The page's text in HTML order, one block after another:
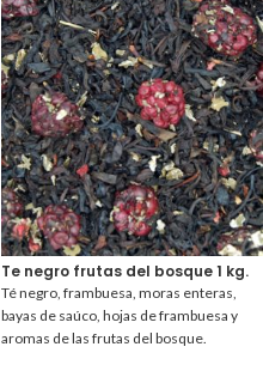
Te negro frutas del bosque 1 kg.
Té negro, frambuesa, moras enteras,
bayas de saúco, hojas de frambuesa y
aromas de las frutas del bosque.